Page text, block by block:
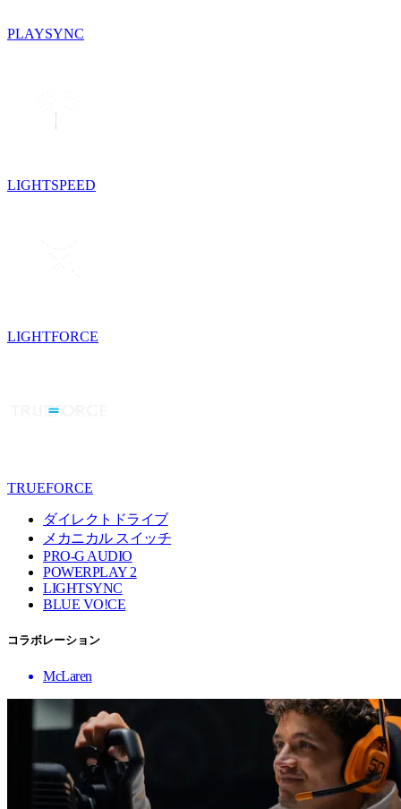
PLAYSYNC
LIGHTSPEED
LIGHTFORCE
TRUEFORCE
ダイレクトドライブ
メカニカル スイッチ
PRO-G AUDIO
POWERPLAY 2
LIGHTSYNC
BLUE VO!CE
コラボレーション
McLaren